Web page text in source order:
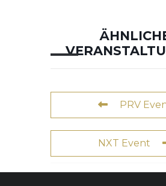
PRV
NXT Event